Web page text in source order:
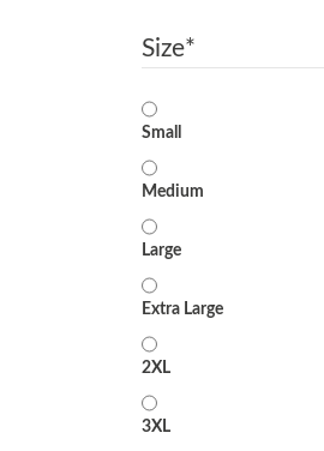
Size*
Small
Medium
Large
Extra Large
2XL
3XL